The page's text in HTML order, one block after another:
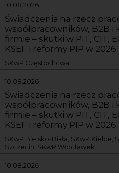
10.08.2026
Świadczenia na rzecz
współpracowników, B2B i
firmie – skutki w PIT, CIT,
KSEF i reformy PIP w 2026
SKwP Częstochowa
10.08.2026
Świadczenia na rzecz
współpracowników, B2B i
firmie – skutki w PIT, CIT,
KSEF i reformy PIP w 2026
SKwP Bielsko-Biała, SKwP Kielce,
Szczecin, SKwP Włocławek
10.08.2026